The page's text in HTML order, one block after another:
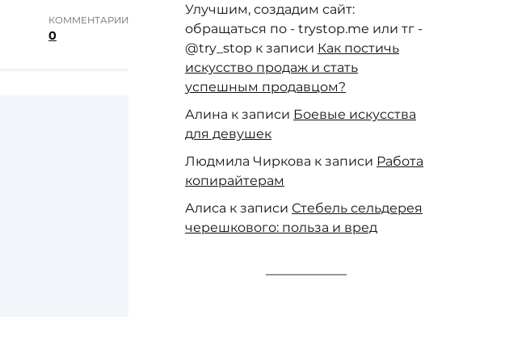
КОММЕНТАРИИ
0
Улучшим, создадим сайт:
обращаться по - trystop.me или тг -
@try_stop к записи Как постичь
искусство продаж и стать
успешным продавцом?
Алина к записи Боевые искусства
для девушек
Людмила Чиркова к записи Работа
копирайтерам
Алиса к записи Стебель сельдерея
черешкового: польза и вред